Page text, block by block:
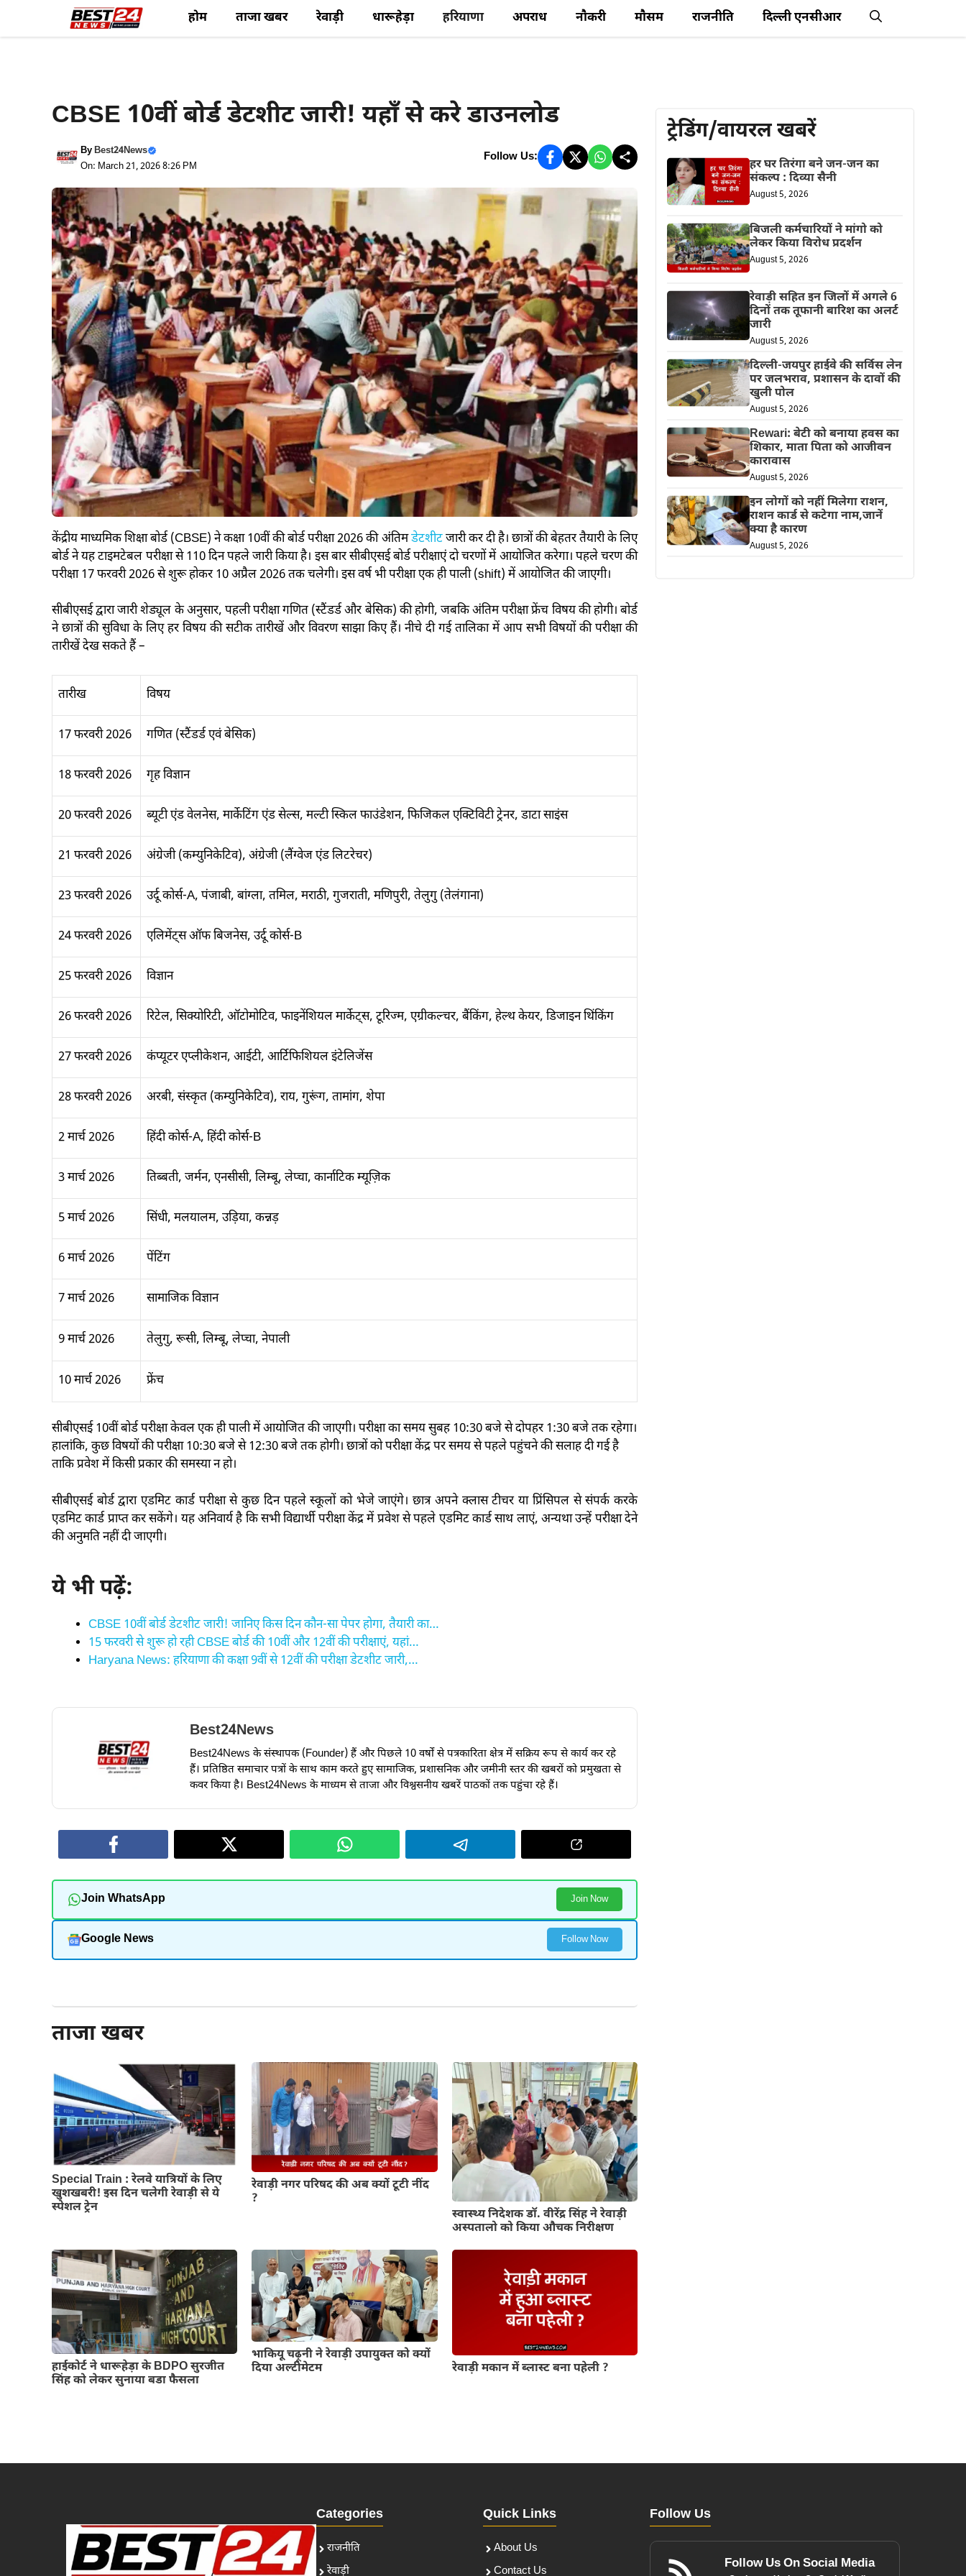
होम ताजा खबर रेवाड़ी धारूहेड़ा हरियाणा अपराध नौकरी मौसम राजनीति दिल्ली एनसीआर
CBSE 10वीं बोर्ड डेटशीट जारी! यहाँ से करे डाउनलोड
ByBest24News
On: March 21, 2026 8:26 PM
Follow Us:
केंद्रीय माध्यमिक शिक्षा बोर्ड (CBSE) ने कक्षा 10वीं की बोर्ड परीक्षा 2026 की अंतिमडेटशीटजारी कर दी है। छात्रों की बेहतर तैयारी के लिए
बोर्ड ने यह टाइमटेबल परीक्षा से 110 दिन पहले जारी किया है। इस बार सीबीएसई बोर्ड परीक्षाएं दो चरणों में आयोजित करेगा। पहले चरण की
परीक्षा 17 फरवरी 2026 से शुरू होकर 10 अप्रैल 2026 तक चलेगी। इस वर्ष भी परीक्षा एक ही पाली (shift) में आयोजित की जाएगी।
सीबीएसई द्वारा जारी शेड्यूल के अनुसार, पहली परीक्षा गणित (स्टैंडर्ड और बेसिक) की होगी, जबकि अंतिम परीक्षा फ्रेंच विषय की होगी। बोर्ड
ने छात्रों की सुविधा के लिए हर विषय की सटीक तारीखें और विवरण साझा किए हैं। नीचे दी गई तालिका में आप सभी विषयों की परीक्षा की
तारीखें देख सकते हैं –
तारीख विषय
17 फरवरी 2026 गणित (स्टैंडर्ड एवं बेसिक)
18 फरवरी 2026 गृह विज्ञान
20 फरवरी 2026 ब्यूटी एंड वेलनेस, मार्केटिंग एंड सेल्स, मल्टी स्किल फाउंडेशन, फिजिकल एक्टिविटी ट्रेनर, डाटा साइंस
21 फरवरी 2026 अंग्रेजी (कम्युनिकेटिव), अंग्रेजी (लैंग्वेज एंड लिटरेचर)
23 फरवरी 2026 उर्दू कोर्स-A, पंजाबी, बांग्ला, तमिल, मराठी, गुजराती, मणिपुरी, तेलुगु (तेलंगाना)
24 फरवरी 2026 एलिमेंट्स ऑफ बिजनेस, उर्दू कोर्स-B
25 फरवरी 2026 विज्ञान
26 फरवरी 2026 रिटेल, सिक्योरिटी, ऑटोमोटिव, फाइनेंशियल मार्केट्स, टूरिज्म, एग्रीकल्चर, बैंकिंग, हेल्थ केयर, डिजाइन थिंकिंग
27 फरवरी 2026 कंप्यूटर एप्लीकेशन, आईटी, आर्टिफिशियल इंटेलिजेंस
28 फरवरी 2026 अरबी, संस्कृत (कम्युनिकेटिव), राय, गुरूंग, तामांग, शेपा
2 मार्च 2026 हिंदी कोर्स-A, हिंदी कोर्स-B
3 मार्च 2026 तिब्बती, जर्मन, एनसीसी, लिम्बू, लेप्चा, कार्नाटिक म्यूज़िक
5 मार्च 2026 सिंधी, मलयालम, उड़िया, कन्नड़
6 मार्च 2026 पेंटिंग
7 मार्च 2026 सामाजिक विज्ञान
9 मार्च 2026 तेलुगु, रूसी, लिम्बू, लेप्चा, नेपाली
10 मार्च 2026 फ्रेंच
सीबीएसई 10वीं बोर्ड परीक्षा केवलएक ही पालीमें आयोजित की जाएगी। परीक्षा का समयसुबह 10:30 बजे से दोपहर 1:30 बजे तकरहेगा।
हालांकि, कुछ विषयों की परीक्षा10:30 बजे से 12:30 बजे तकहोगी। छात्रों को परीक्षा केंद्र पर समय से पहले पहुंचने की सलाह दी गई है
ताकि प्रवेश में किसी प्रकार की समस्या न हो।
सीबीएसई बोर्ड द्वारा एडमिट कार्ड परीक्षा से कुछ दिन पहले स्कूलों को भेजे जाएंगे। छात्र अपने क्लास टीचर या प्रिंसिपल से संपर्क करके
एडमिट कार्ड प्राप्त कर सकेंगे। यह अनिवार्य है कि सभी विद्यार्थी परीक्षा केंद्र में प्रवेश से पहले एडमिट कार्ड साथ लाएं, अन्यथा उन्हें परीक्षा देने
की अनुमति नहीं दी जाएगी।
ये भी पढ़ें:
CBSE 10वीं बोर्ड डेटशीट जारी! जानिए किस दिन कौन-सा पेपर होगा, तैयारी का…
15 फरवरी से शुरू हो रही CBSE बोर्ड की 10वीं और 12वीं की परीक्षाएं, यहां…
Haryana News: हरियाणा की कक्षा 9वीं से 12वीं की परीक्षा डेटशीट जारी,…
Best24News
Best24News के संस्थापक (Founder) हैं और पिछले 10 वर्षों से पत्रकारिता क्षेत्र में सक्रिय रूप से कार्य कर रहे
हैं। प्रतिष्ठित समाचार पत्रों के साथ काम करते हुए सामाजिक, प्रशासनिक और जमीनी स्तर की खबरों को प्रमुखता से
कवर किया है। Best24News के माध्यम से ताजा और विश्वसनीय खबरें पाठकों तक पहुंचा रहे हैं।
Join WhatsApp Join Now
Google News Follow Now
ताजा खबर
Special Train : रेलवे यात्रियों के लिए
खुशखबरी! इस दिन चलेगी रेवाड़ी से ये
स्पेशल ट्रेन
रेवाड़ी नगर परिषद की अब क्यों टूटी नींद
?
स्वास्थ्य निदेशक डॉ. वीरेंद्र सिंह ने रेवाड़ी
अस्पतालो को किया औचक निरीक्षण
हाईकोर्ट ने धारूहेड़ा के BDPO सुरजीत
सिंह को लेकर सुनाया बडा फैसला
भाकियू चढ़ूनी ने रेवाड़ी उपायुक्त को क्यों
दिया अल्टीमेटम
रेवाड़ी मकान में ब्लास्ट बना पहेली ?
ट्रेडिंग/वायरल खबरें
हर घर तिरंगा बने जन-जन का
संकल्प : दिव्या सैनी
August 5, 2026
बिजली कर्मचारियों ने मांगो को
लेकर किया विरोध प्रदर्शन
August 5, 2026
रेवाड़ी सहित इन जिलों में अगले 6
दिनों तक तूफानी बारिश का अलर्ट
जारी
August 5, 2026
दिल्ली-जयपुर हाईवे की सर्विस लेन
पर जलभराव, प्रशासन के दावों की
खुली पोल
August 5, 2026
Rewari: बेटी को बनाया हवस का
शिकार, माता पिता को आजीवन
कारावास
August 5, 2026
इन लोगों को नहीं मिलेगा राशन,
राशन कार्ड से कटेगा नाम,जानें
क्या है कारण
August 5, 2026
Categories
राजनीति
रेवाड़ी
Quick Links
About Us
Contact Us
Follow Us
Follow Us On Social Media